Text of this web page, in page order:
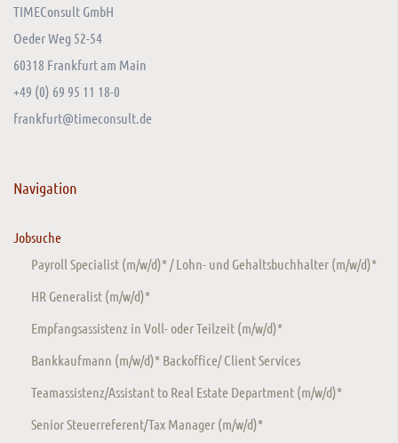
TIMEConsult GmbH
Oeder Weg 52-54
60318 Frankfurt am Main
+49 (0) 69 95 11 18-0
frankfurt@timeconsult.de
Navigation
Jobsuche
Payroll Specialist (m/w/d)* / Lohn- und Gehaltsbuchhalter (m/w/d)*
HR Generalist (m/w/d)*
Empfangsassistenz in Voll- oder Teilzeit (m/w/d)*
Bankkaufmann (m/w/d)* Backoffice/ Client Services
Teamassistenz/Assistant to Real Estate Department (m/w/d)*
Senior Steuerreferent/Tax Manager (m/w/d)*